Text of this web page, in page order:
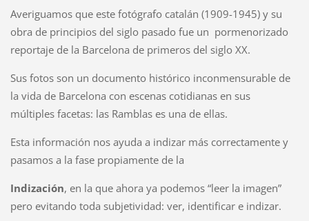
Averiguamos que este fotógrafo catalán (1909-1945) y su
obra de principios del siglo pasado fue un pormenorizado
reportaje de la Barcelona de primeros del siglo XX.
Sus fotos son un documento histórico inconmensurable de
la vida de Barcelona con escenas cotidianas en sus
múltiples facetas: las Ramblas es una de ellas.
Esta información nos ayuda a indizar más correctamente y
pasamos a la fase propiamente de la
Indización, en la que ahora ya podemos “leer la imagen”
pero evitando toda subjetividad: ver, identificar e indizar.